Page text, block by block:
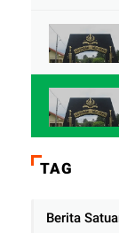
TAG
Berita